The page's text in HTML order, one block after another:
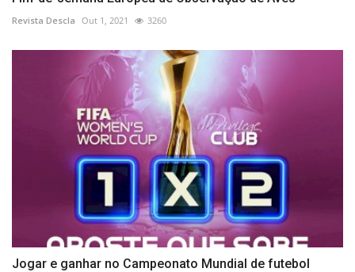
Revista Descla Out 1, 2021 3260
Jogar e ganhar no Campeonato Mundial de futebol